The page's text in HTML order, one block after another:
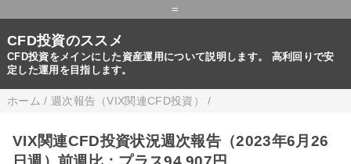
=
CFD投資のススメ
CFD投資をメインにした資産運用について説明します。 高利回りで安
定した運用を目指します。
ホーム / 週次報告（VIX関連CFD投資） /
VIX関連CFD投資状況週次報告（2023年6月26